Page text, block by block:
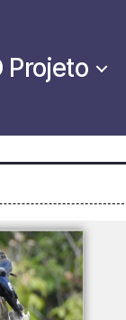
Projeto